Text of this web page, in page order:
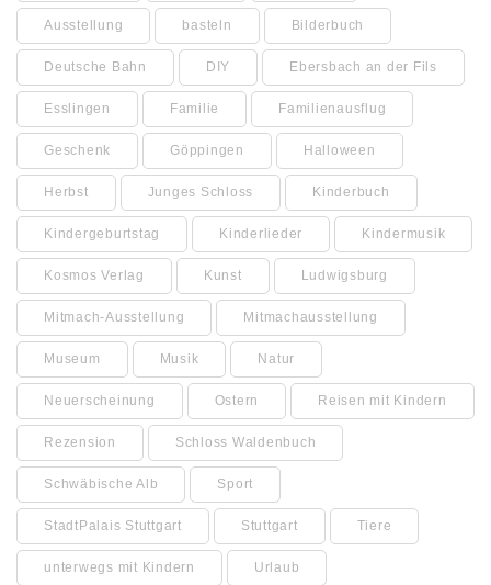
Ausstellung basteln Bilderbuch
Deutsche Bahn DIY Ebersbach an der Fils
Esslingen Familie Familienausflug
Geschenk Göppingen Halloween
Herbst Junges Schloss Kinderbuch
Kindergeburtstag Kinderlieder Kindermusik
Kosmos Verlag Kunst Ludwigsburg
Mitmach-Ausstellung Mitmachausstellung
Museum Musik Natur
Neuerscheinung Ostern Reisen mit Kindern
Rezension Schloss Waldenbuch
Schwäbische Alb Sport
StadtPalais Stuttgart Stuttgart Tiere
unterwegs mit Kindern Urlaub